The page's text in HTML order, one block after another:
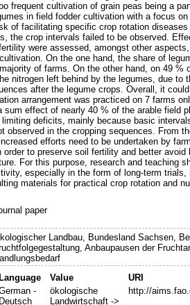
frequent cultivation of grain peas being a
in field fodder cultivation with a focus
of facilitating specific crop rotation
the crop intervals failed to be observed.
were assessed, amongst other
On the one hand, the share of
of farms. On the other hand, on 49 %
nitrogen left behind by the legumes, due to
after the legume crops. Overall, it
arrangement was practiced on 7 farms
sum effect of nearly 40 % of the arable field
deficits, mainly because basic
observed in the cropping sequences. From
efforts need to be undertaken by
order to preserve soil fertility and better
For this purpose, research and teaching
especially in the form of long-term
materials for practical crop rotation and
paper
Landbau, Bundesland Sachsen,
Anbaupausen der
Value
URI
-
Deutsch
ökologische
Landwirtschaft ->
http://